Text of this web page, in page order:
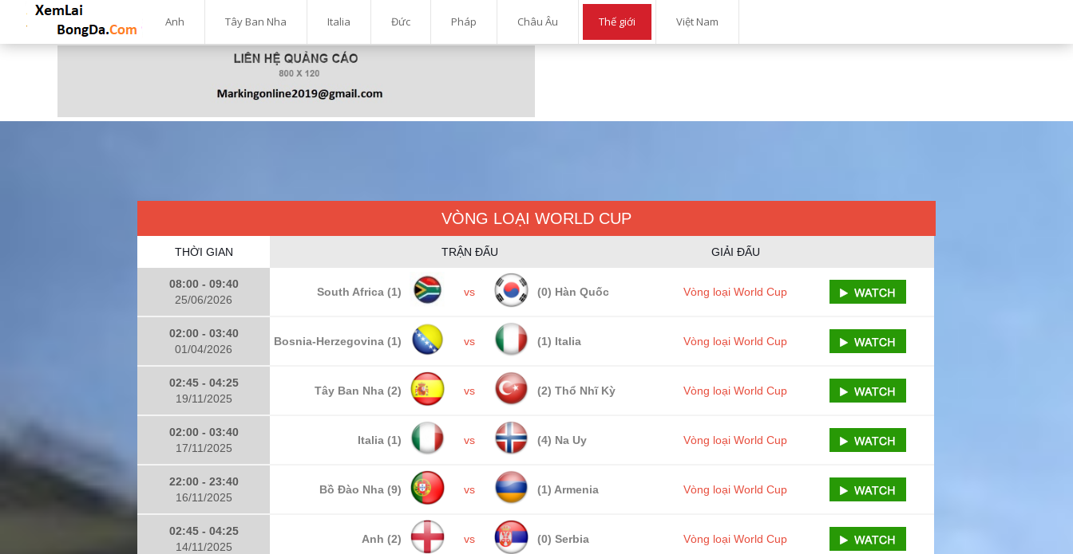
Anh Tây Ban Nha Italia Đức Pháp Châu Âu Thế giới Việt Nam
VÒNG LOẠI WORLD CUP
THỜI GIAN TRẬN ĐẤU GIẢI ĐẤU
08:00 - 09:40
25/06/2026
South Africa (1) vs (0) Hàn Quốc Vòng loại World Cup
02:00 - 03:40
01/04/2026
Bosnia-Herzegovina (1) vs (1) Italia Vòng loại World Cup
02:45 - 04:25
19/11/2025
Tây Ban Nha (2) vs (2) Thổ Nhĩ Kỳ Vòng loại World Cup
02:00 - 03:40
17/11/2025
Italia (1) vs (4) Na Uy Vòng loại World Cup
22:00 - 23:40
16/11/2025
Bồ Đào Nha (9) vs (1) Armenia Vòng loại World Cup
02:45 - 04:25
14/11/2025
Anh (2) vs (0) Serbia Vòng loại World Cup